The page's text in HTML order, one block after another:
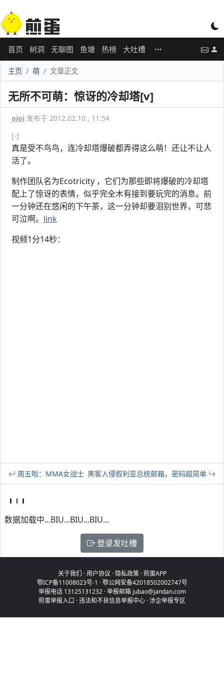
首页 树洞 无聊图 鱼塘 热榜 大吐槽
主页 萌 文章正文
无所不可萌：惊讶的冷却塔[v]
oioi 发布于 2012.02.10 , 11:54
[-]
真是受不鸟鸟，连冷却塔爆破都弄得这么萌！还让不让人
活了。
制作团队名为Ecotricity ，它们为那些即将爆破的冷却塔
配上了惊讶的表情，似乎完全木有接到要玩完的消息。前
一分钟还在悠闲的下午茶，这一分钟却要泪别世界，可悲
可泣啊。 link
视频1分14秒：
周五啦：MMA女战士 黑客入侵叙利亚总统邮箱，密码超简单
数据加载中...BIU...BIU...BIU...
登录发吐槽
关于我们 ·用户协议 · 隐私政策·煎蛋APP
鄂ICP备11008023号-1 ·鄂公网安备42018502002747号
举报电话 13125131232 · 举报邮箱 jubao@jandan.com
煎蛋举报入口 ·违法和不良信息举报中心 ·涉企举报专区